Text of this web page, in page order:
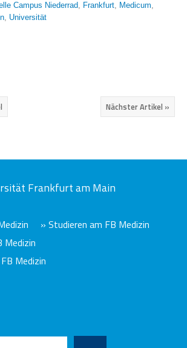
Campus Niederrad, Frankfurt, Medicum,
, Universität
Nächster Artikel »
» Studieren am FB Medizin
Medizin
Medizin